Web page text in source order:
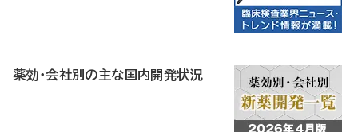
薬効・会社別の主な国内開発状況